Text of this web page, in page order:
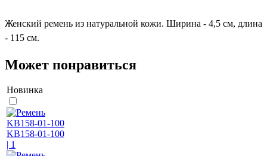
Женский ремень из натуральной кожи. Ширина - 4,5 см, длина
- 115 см.
Может понравиться
Новинка